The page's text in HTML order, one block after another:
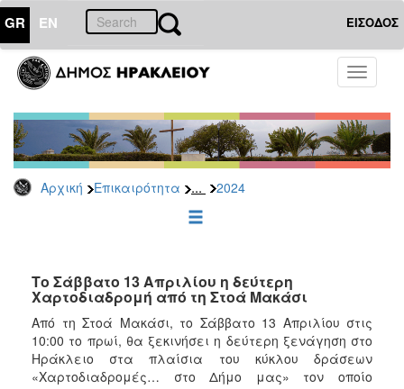
GR EN ΕΙΣΟΔΟΣ
Toggle
Αρχική Επικαιρότητα ... 2024
ΕΠΙΚΑΙΡΟΤΗΤΑ
Τύπου
Αρχείο
2026
2025
2022
2021
2020
2019
Το Σάββατο 13 Απριλίου η δεύτερη
Χαρτοδιαδρομή από τη Στοά Μακάσι
Από τη Στοά Μακάσι, το Σάββατο 13 Απριλίου στις
10:00 το πρωί, θα ξεκινήσει η δεύτερη ξενάγηση στο
Ηράκλειο στα πλαίσια του κύκλου δράσεων
«Χαρτοδιαδρομές… στο Δήμο μας» τον οποίο